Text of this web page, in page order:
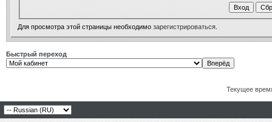
Для просмотра этой страницы необходимо зарегистрироваться
Быстрый переход
Текущее